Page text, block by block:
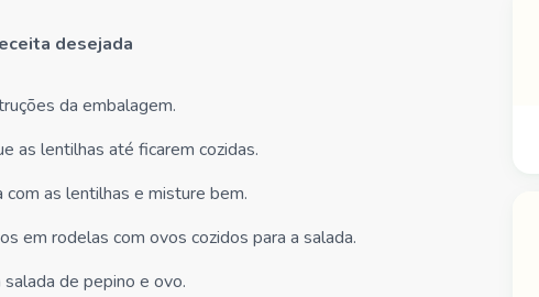
desejada
da embalagem.
as lentilhas até ficarem cozidas.
com as lentilhas e misture bem.
em rodelas com ovos cozidos para a salada.
de pepino e ovo.